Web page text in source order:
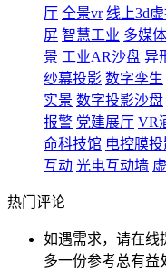
厅 全景vr 线上3d
屏 智慧工业 多媒
景 工业AR沙盘 异
纱幕投影 数字孪生
实景 数字投影沙盘
报警 党建展厅 VR
命科技馆 电控膜
互动 光电互动墙
热门评论
如遇需求，请在线
多一份参考总有益